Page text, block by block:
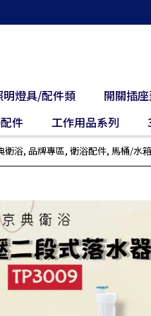
明燈具/配件類
開關插
件
工作用品系列
衛浴, 品牌專區, 衛浴配件, 馬桶/水